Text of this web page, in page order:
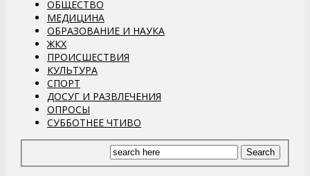
ОБЩЕСТВО
МЕДИЦИНА
ОБРАЗОВАНИЕ И НАУКА
ЖКХ
ПРОИСШЕСТВИЯ
КУЛЬТУРА
СПОРТ
ДОСУГ И РАЗВЛЕЧЕНИЯ
ОПРОСЫ
СУББОТНЕЕ ЧТИВО